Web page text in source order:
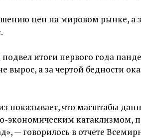
цен на мировом рынке, а
подвел итоги первого года
вырос, а за чертой бедности
показывает, что масштабы
экономическим катаклизмом,
— говорилось в отчете